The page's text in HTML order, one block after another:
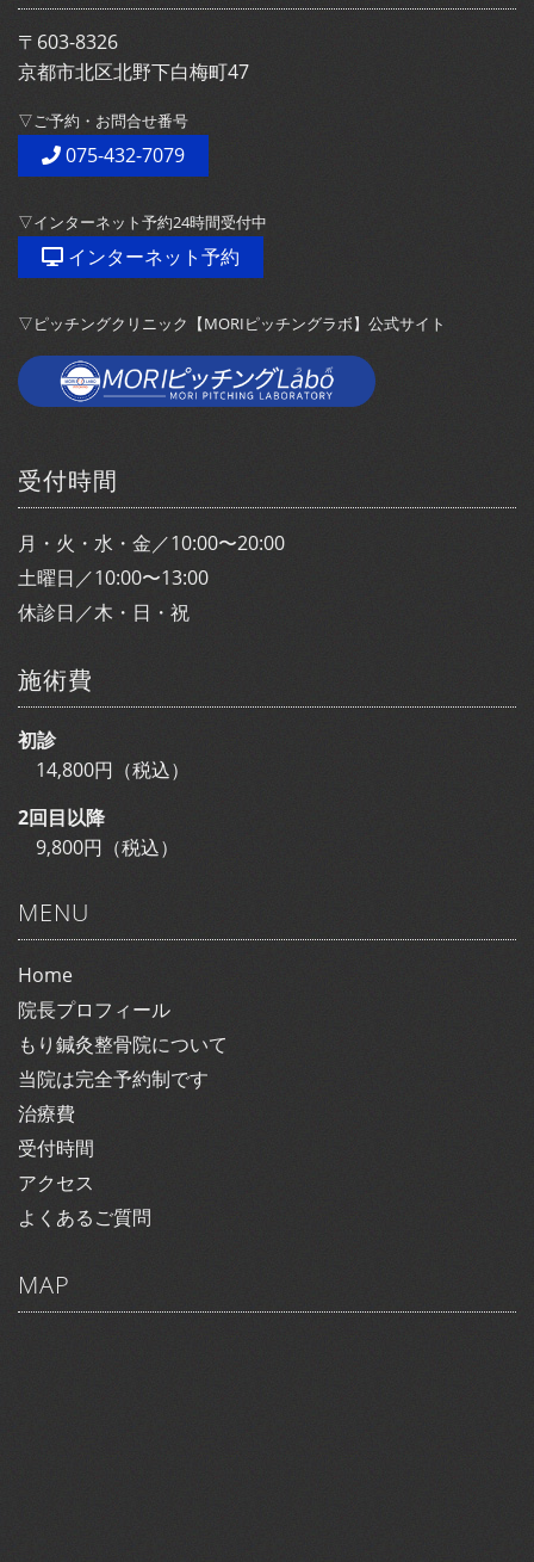
〒603-8326
京都市北区北野下白梅町47
▽ご予約・お問合せ番号
075-432-7079
▽インターネット予約24時間受付中
インターネット予約
▽ピッチングクリニック【MORIピッチングラボ】公式サイト
受付時間
月・火・水・金／10:00〜20:00
土曜日／10:00〜13:00
休診日／木・日・祝
施術費
初診
14,800円（税込）
2回目以降
9,800円（税込）
MENU
Home
院長プロフィール
もり鍼灸整骨院について
当院は完全予約制です
治療費
受付時間
アクセス
よくあるご質問
MAP